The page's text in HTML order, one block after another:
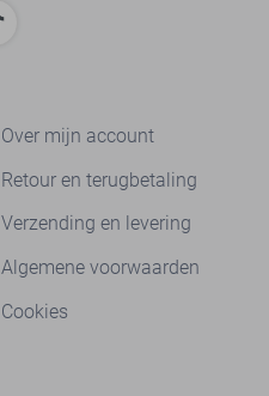
Over mijn account
Retour en terugbetaling
Verzending en levering
Algemene voorwaarden
Cookies